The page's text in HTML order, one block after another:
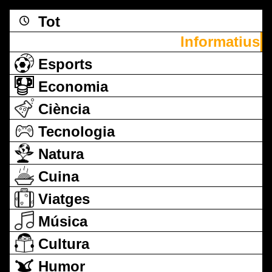
Tot
Informatius
Esports
Economia
Ciència
Tecnologia
Natura
Cuina
Viatges
Música
Cultura
Humor